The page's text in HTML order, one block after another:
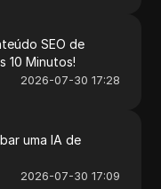
SEO de
10 Minutos!
2026-07-30 17:28
uma IA de
2026-07-30 17:09